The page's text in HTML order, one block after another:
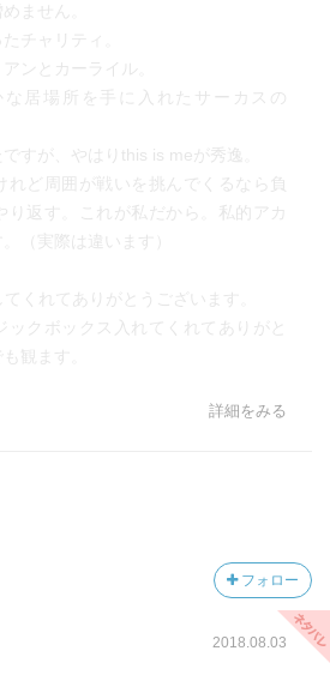
ません。
チャリティ。
ンとカーライル。
居場所を手に入れたサーカスの
すが、やはりthis is meが秀逸。
れど周囲が戦いを挑んでくるなら負
り返す。これが私だから。私的アカ
（実際は違います）
てくれてありがとうございます。
ックボックス入れてくれてありがと
観ます。
詳細をみる
フォロー
2018.08.03